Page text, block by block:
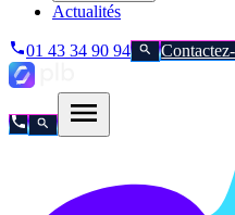
Actualités
01 43 34 90 94